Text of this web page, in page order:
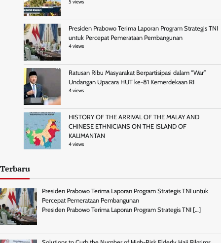
5 views
Presiden Prabowo Terima Laporan Program Strategis TNI
untuk Percepat Pemerataan Pembangunan
4 views
Ratusan Ribu Masyarakat Berpartisipasi dalam “War”
Undangan Upacara HUT ke-81 Kemerdekaan RI
4 views
HISTORY OF THE ARRIVAL OF THE MALAY AND
CHINESE ETHNICIANS ON THE ISLAND OF
KALIMANTAN
4 views
Terbaru
Presiden Prabowo Terima Laporan Program Strategis TNI untuk
Percepat Pemerataan Pembangunan
Presiden Prabowo Terima Laporan Program Strategis TNI […]